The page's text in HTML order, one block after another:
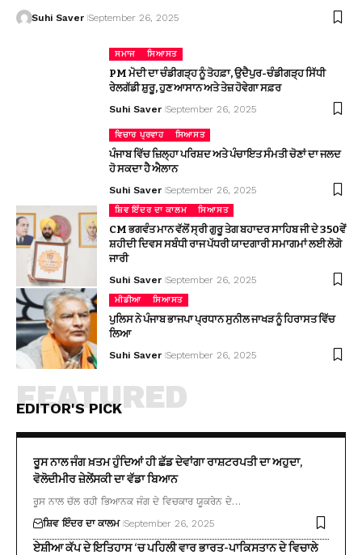
Suhi Saver September 26, 2025
ਸਮਾਜ ਸਿਆਸਤ
PM ਮੋਦੀ ਦਾ ਚੰਡੀਗੜ੍ਹ ਨੂੰ ਤੋਹਫ਼ਾ, ਉਦੈਪੁਰ-ਚੰਡੀਗੜ੍ਹ ਸਿੱਧੀ
ਰੇਲਗੱਡੀ ਸ਼ੁਰੂ, ਹੁਣ ਆਸਾਨ ਅਤੇ ਤੇਜ਼ ਹੋਵੇਗਾ ਸਫ਼ਰ
Suhi Saver September 26, 2025
ਵਿਚਾਰ ਪ੍ਰਵਾਹ ਸਿਆਸਤ
ਪੰਜਾਬ ਵਿੱਚ ਜ਼ਿਲ੍ਹਾ ਪਰਿਸ਼ਦ ਅਤੇ ਪੰਚਾਇਤ ਸੰਮਤੀ ਚੋਣਾਂ ਦਾ ਜਲਦ
ਹੋ ਸਕਦਾ ਹੈ ਐਲਾਨ
Suhi Saver September 26, 2025
ਸ਼ਿਵ ਇੰਦਰ ਦਾ ਕਾਲਮ ਸਿਆਸਤ
CM ਭਗਵੰਤ ਮਾਨ ਵੱਲੋਂ ਸ੍ਰੀ ਗੁਰੂ ਤੇਗ ਬਹਾਦਰ ਸਾਹਿਬ ਜੀ ਦੇ 350ਵੇਂ
ਸ਼ਹੀਦੀ ਦਿਵਸ ਸਬੰਧੀ ਰਾਜ ਪੱਧਰੀ ਯਾਦਗਾਰੀ ਸਮਾਗਮਾਂ ਲਈ ਲੋਗੋ
ਜਾਰੀ
Suhi Saver September 26, 2025
ਮੀਡੀਆ ਸਿਆਸਤ
ਪੁਲਿਸ ਨੇ ਪੰਜਾਬ ਭਾਜਪਾ ਪ੍ਰਧਾਨ ਸੁਨੀਲ ਜਾਖੜ ਨੂੰ ਹਿਰਾਸਤ ਵਿੱਚ
ਲਿਆ
Suhi Saver September 26, 2025
EDITOR'S PICK
FEATURED
ਰੂਸ ਨਾਲ ਜੰਗ ਖ਼ਤਮ ਹੁੰਦਿਆਂ ਹੀ ਛੱਡ ਦੇਵਾਂਗਾ ਰਾਸ਼ਟਰਪਤੀ ਦਾ ਅਹੁਦਾ,
ਵੋਲੋਦੀਮੀਰ ਜ਼ੇਲੇਂਸਕੀ ਦਾ ਵੱਡਾ ਬਿਆਨ
ਰੂਸ ਨਾਲ ਚੱਲ ਰਹੀ ਭਿਆਨਕ ਜੰਗ ਦੇ ਵਿਚਕਾਰ ਯੂਕਰੇਨ ਦੇ…
ਸ਼ਿਵ ਇੰਦਰ ਦਾ ਕਾਲਮ September 26, 2025
ਏਸ਼ੀਆ ਕੱਪ ਦੇ ਇਤਿਹਾਸ ‘ਚ ਪਹਿਲੀ ਵਾਰ ਭਾਰਤ-ਪਾਕਿਸਤਾਨ ਦੇ ਵਿਚਾਲੇ